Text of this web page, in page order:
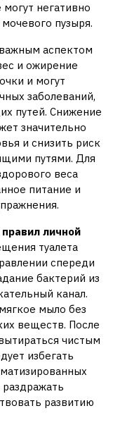
негативно
пузыря.
аспектом
и ожирение
и могут
заболеваний,
путей. Снижение
значительно
и снизить риск
путями. Для
веса
питание и
личной
туалета
спереди
бактерий из
канал.
мыло без
веществ. После
чистым
избегать
развитию